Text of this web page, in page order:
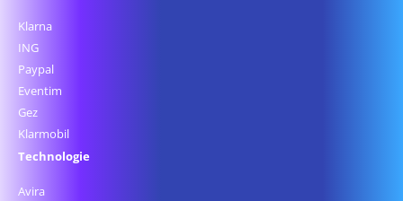
Klarna
ING
Paypal
Eventim
Gez
Klarmobil
Technologie
Avira